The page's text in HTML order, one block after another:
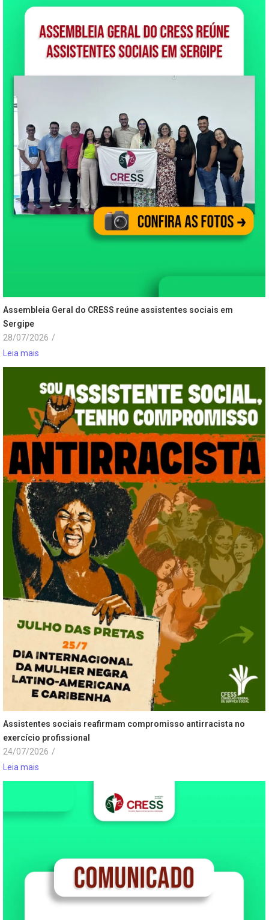
Assembleia Geral do CRESS reúne assistentes sociais em
Sergipe
28/07/2026 /
Leia mais
Assistentes sociais reafirmam compromisso antirracista no
exercício profissional
24/07/2026 /
Leia mais